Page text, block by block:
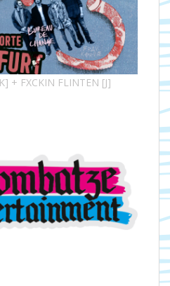
+ FXCKIN FLINTEN [J]